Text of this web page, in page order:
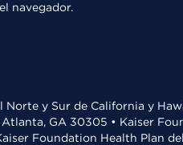
navegador.
y Sur de California y
GA 30305 • Kaiser
Foundation Health Plan